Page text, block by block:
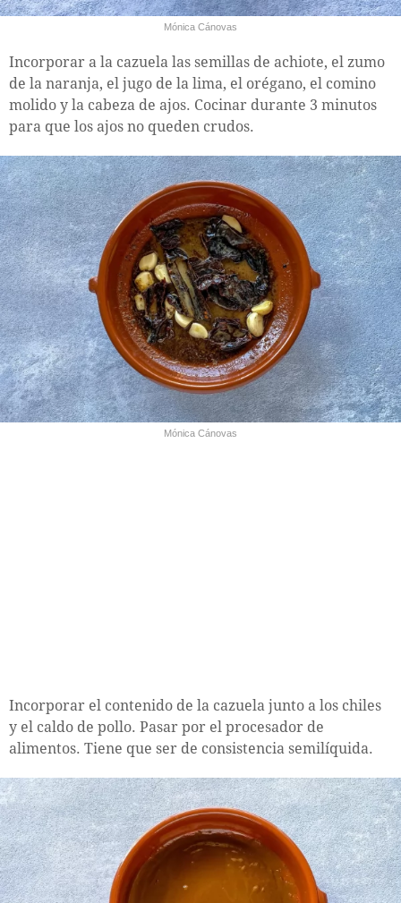
Mónica Cánovas
Incorporar a la cazuela las semillas de achiote, el zumo
de la naranja, el jugo de la lima, el orégano, el comino
molido y la cabeza de ajos. Cocinar durante 3 minutos
para que los ajos no queden crudos.
Mónica Cánovas
Incorporar el contenido de la cazuela junto a los chiles
y el caldo de pollo. Pasar por el procesador de
alimentos. Tiene que ser de consistencia semilíquida.